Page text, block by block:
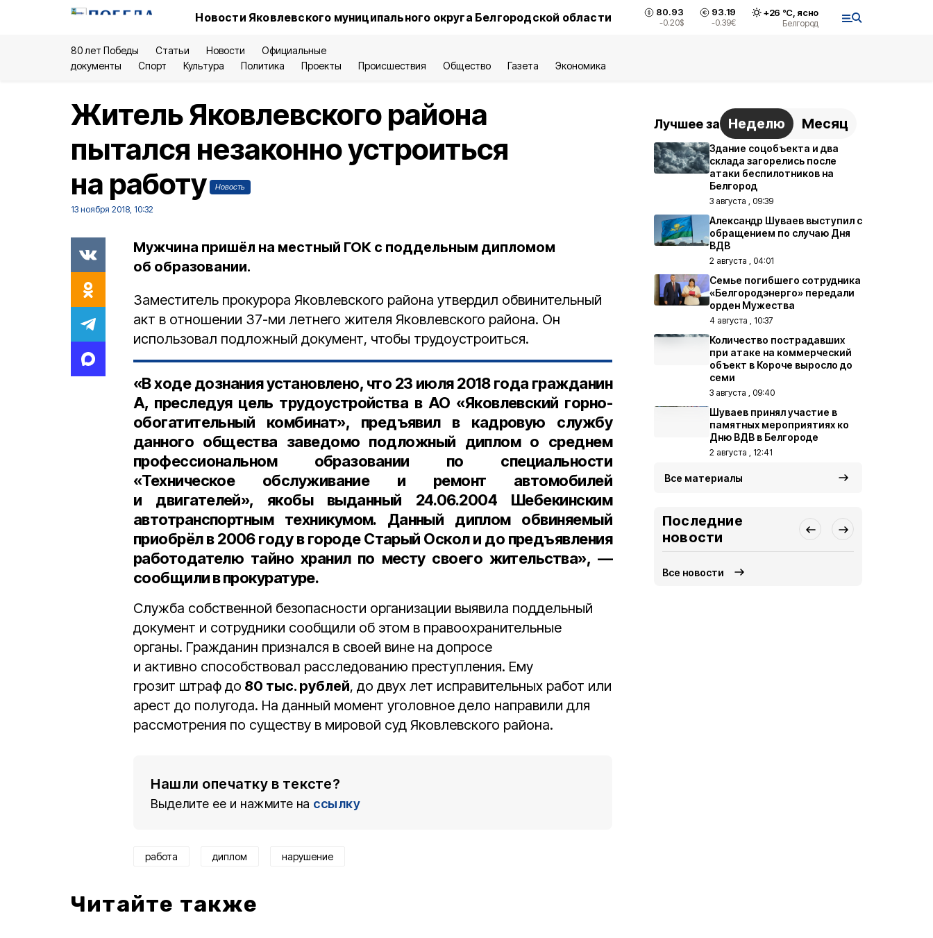
Новости Яковлевского муниципального округа Белгородской области 80.93
-0.20$
93.19
-0.39€
+26 °С, ясно
Белгород
80 лет Победы Статьи Новости
Официальные
документы
Спорт Культура Политика Проекты Происшествия Общество Газета Экономика
Житель Яковлевского района
пытался незаконно устроиться
на работу
Новость
13 ноября 2018, 10:32
Мужчина пришёл на местный ГОК с поддельным дипломом
об образовании.
Заместитель прокурора Яковлевского района утвердил обвинительный
акт в отношении 37-ми летнего жителя Яковлевского района. Он
использовал подложный документ, чтобы трудоустроиться.
«В ходе дознания установлено, что 23 июля 2018 года гражданин
А, преследуя цель трудоустройства в АО «Яковлевский горно-
обогатительный комбинат», предъявил в кадровую службу
данного общества заведомо подложный диплом о среднем
профессиональном образовании по специальности
«Техническое обслуживание и ремонт автомобилей
и двигателей», якобы выданный 24.06.2004 Шебекинским
автотранспортным техникумом. Данный диплом обвиняемый
приобрёл в 2006 году в городе Старый Оскол и до предъявления
работодателю тайно хранил по месту своего жительства», —
сообщили в прокуратуре.
Служба собственной безопасности организации выявила поддельный
документ и сотрудники сообщили об этом в правоохранительные
органы. Гражданин признался в своей вине на допросе
и активно способствовал расследованию преступления. Ему
грозит штраф до 80 тыс. рублей, до двух лет исправительных работ или
арест до полугода. На данный момент уголовное дело направили для
рассмотрения по существу в мировой суд Яковлевского района.
Нашли опечатку в тексте?
Выделите ее и нажмите на ссылку
работа диплом нарушение
Читайте также
Лучшее за Неделю Месяц
Здание соцобъекта и два
склада загорелись после
атаки беспилотников на
Белгород
3 августа , 09:39
Александр Шуваев выступил с
обращением по случаю Дня
ВДВ
2 августа , 04:01
Семье погибшего сотрудника
«Белгородэнерго» передали
орден Мужества
4 августа , 10:37
Количество пострадавших
при атаке на коммерческий
объект в Короче выросло до
семи
3 августа , 09:40
Шуваев принял участие в
памятных мероприятиях ко
Дню ВДВ в Белгороде
2 августа , 12:41
Все материалы
Последние
новости
Все новости